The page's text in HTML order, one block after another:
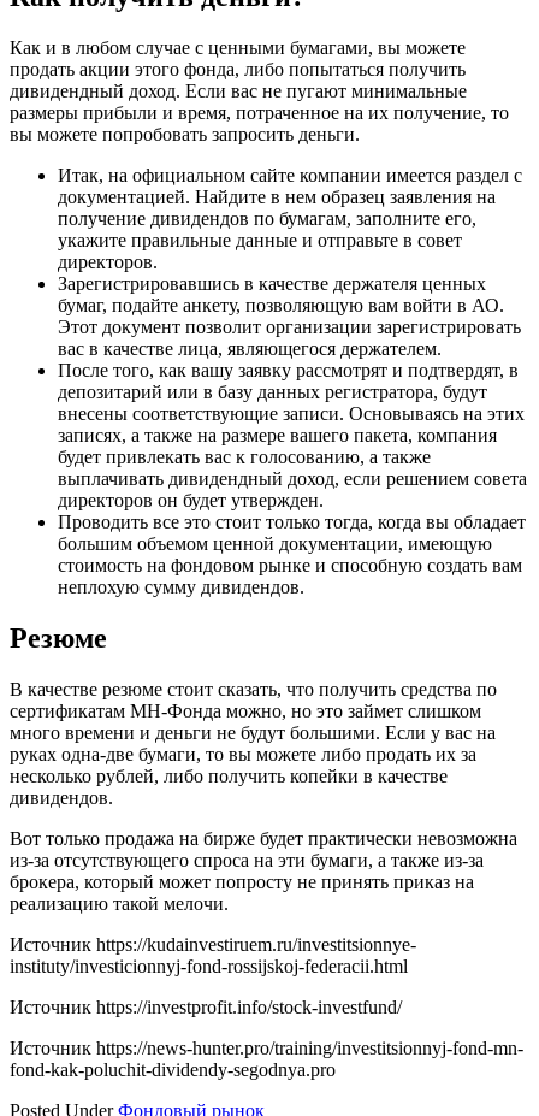
Как и в любом случае с ценными бумагами, вы можете
продать акции этого фонда, либо попытаться получить
дивидендный доход. Если вас не пугают минимальные
размеры прибыли и время, потраченное на их получение, то
вы можете попробовать запросить деньги.
Итак, на официальном сайте компании имеется раздел с
документацией. Найдите в нем образец заявления на
получение дивидендов по бумагам, заполните его,
укажите правильные данные и отправьте в совет
директоров.
Зарегистрировавшись в качестве держателя ценных
бумаг, подайте анкету, позволяющую вам войти в АО.
Этот документ позволит организации зарегистрировать
вас в качестве лица, являющегося держателем.
После того, как вашу заявку рассмотрят и подтвердят, в
депозитарий или в базу данных регистратора, будут
внесены соответствующие записи. Основываясь на этих
записях, а также на размере вашего пакета, компания
будет привлекать вас к голосованию, а также
выплачивать дивидендный доход, если решением совета
директоров он будет утвержден.
Проводить все это стоит только тогда, когда вы обладает
большим объемом ценной документации, имеющую
стоимость на фондовом рынке и способную создать вам
неплохую сумму дивидендов.
Резюме
В качестве резюме стоит сказать, что получить средства по
сертификатам МН-Фонда можно, но это займет слишком
много времени и деньги не будут большими. Если у вас на
руках одна-две бумаги, то вы можете либо продать их за
несколько рублей, либо получить копейки в качестве
дивидендов.
Вот только продажа на бирже будет практически невозможна
из-за отсутствующего спроса на эти бумаги, а также из-за
брокера, который может попросту не принять приказ на
реализацию такой мелочи.
Источник https://kudainvestiruem.ru/investitsionnye-
instituty/investicionnyj-fond-rossijskoj-federacii.html
Источник https://investprofit.info/stock-investfund/
Источник https://news-hunter.pro/training/investitsionnyj-fond-mn-
fond-kak-poluchit-dividendy-segodnya.pro
Posted UnderФондовый рынок